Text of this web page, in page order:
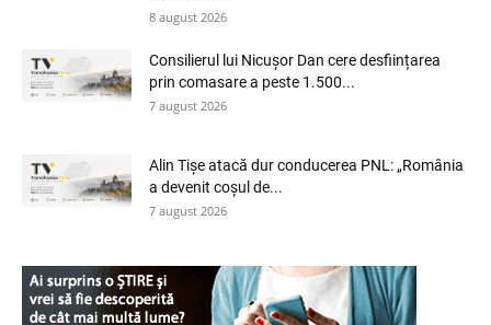
8 august 2026
Consilierul lui Nicușor Dan cere desființarea
prin comasare a peste 1.500...
7 august 2026
Alin Tișe atacă dur conducerea PNL: „România
a devenit coșul de...
7 august 2026